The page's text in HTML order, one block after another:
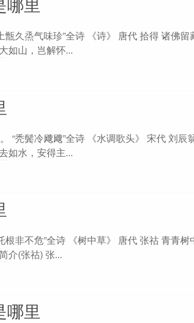
甑久烝气味珍”全诗 《诗》 唐代 拾得 诸佛留
如山，岂解怀...
“秃鬓冷飕飕”全诗 《水调歌头》 宋代 刘辰
如水，安得主...
根非不危”全诗 《树中草》 唐代 张祜 青青树
介(张祜) 张...
哪里